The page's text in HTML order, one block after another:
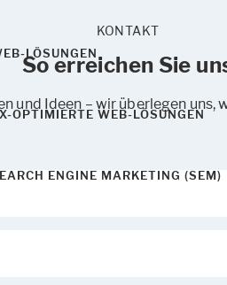
LÖSUNGEN
OPTIMIERTE WEB-LÖSUNGEN
ENGINE MARKETING (SEM)
KONTAKT
So erreichen Sie
und Ideen – wir überlegen